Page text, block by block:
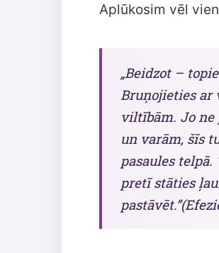
Aplūkosim vēl
„Beidzot –
Bruņojieties ar
viltībām. Jo ne
un varām, šīs
pasaules
pretī stāties